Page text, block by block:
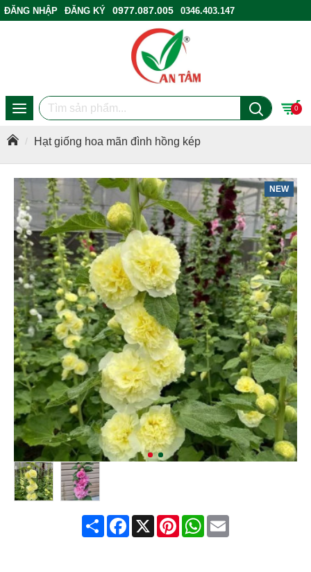
ĐĂNG NHẬP ĐĂNG KÝ 0977.087.005
0346.403.147
0
Hạt giống hoa mãn đình hồng kép
NEW
ShareFacebook
X PinterestWhatsApp
Email